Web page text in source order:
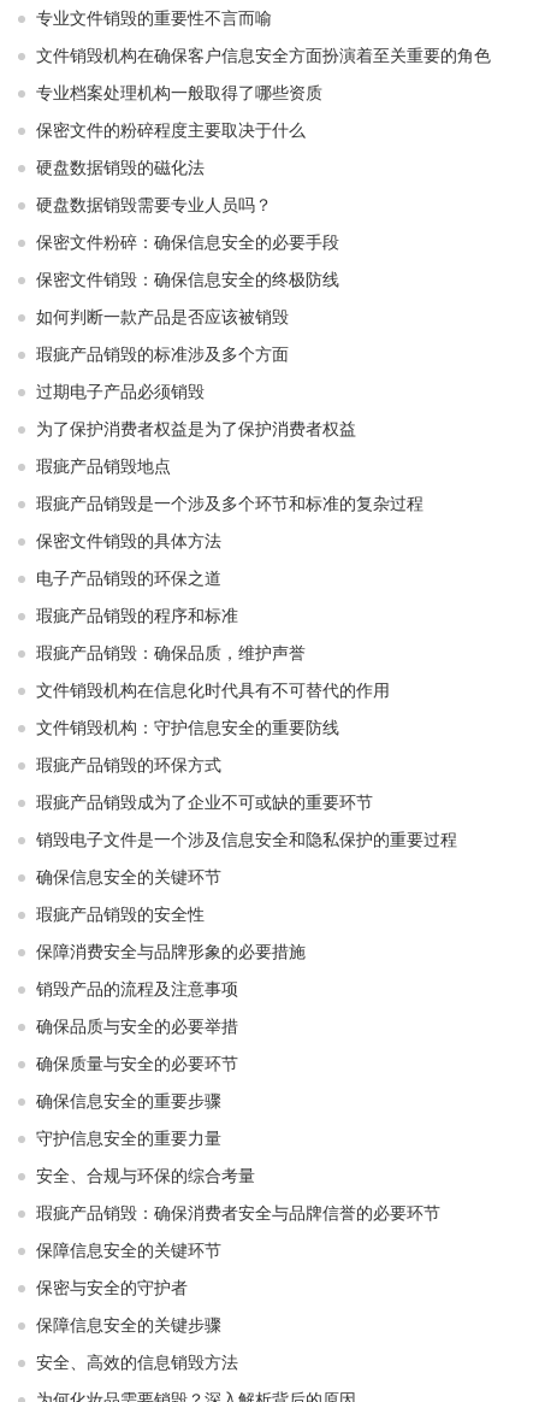
专业文件销毁的重要性不言而喻
文件销毁机构在确保客户信息安全方面扮演着至关重要的角色
专业档案处理机构一般取得了哪些资质
保密文件的粉碎程度主要取决于什么
硬盘数据销毁的磁化法
硬盘数据销毁需要专业人员吗？
保密文件粉碎：确保信息安全的必要手段
保密文件销毁：确保信息安全的终极防线
如何判断一款产品是否应该被销毁
瑕疵产品销毁的标准涉及多个方面
过期电子产品必须销毁
为了保护消费者权益是为了保护消费者权益
瑕疵产品销毁地点
瑕疵产品销毁是一个涉及多个环节和标准的复杂过程
保密文件销毁的具体方法
电子产品销毁的环保之道
瑕疵产品销毁的程序和标准
瑕疵产品销毁：确保品质，维护声誉
文件销毁机构在信息化时代具有不可替代的作用
文件销毁机构：守护信息安全的重要防线
瑕疵产品销毁的环保方式
瑕疵产品销毁成为了企业不可或缺的重要环节
销毁电子文件是一个涉及信息安全和隐私保护的重要过程
确保信息安全的关键环节
瑕疵产品销毁的安全性
保障消费安全与品牌形象的必要措施
销毁产品的流程及注意事项
确保品质与安全的必要举措
确保质量与安全的必要环节
确保信息安全的重要步骤
守护信息安全的重要力量
安全、合规与环保的综合考量
瑕疵产品销毁：确保消费者安全与品牌信誉的必要环节
保障信息安全的关键环节
保密与安全的守护者
保障信息安全的关键步骤
安全、高效的信息销毁方法